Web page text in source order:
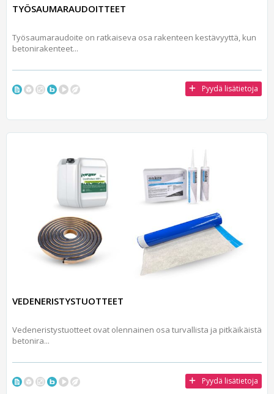
TYÖSAUMARAUDOITTEET
Työsaumaraudoite on ratkaiseva osa rakenteen kestävyyttä, kun
betonirakenteet...
Pyydä lisätietoja
VEDENERISTYSTUOTTEET
Vedeneristystuotteet ovat olennainen osa turvallista ja pitkäikäistä
betonira...
Pyydä lisätietoja